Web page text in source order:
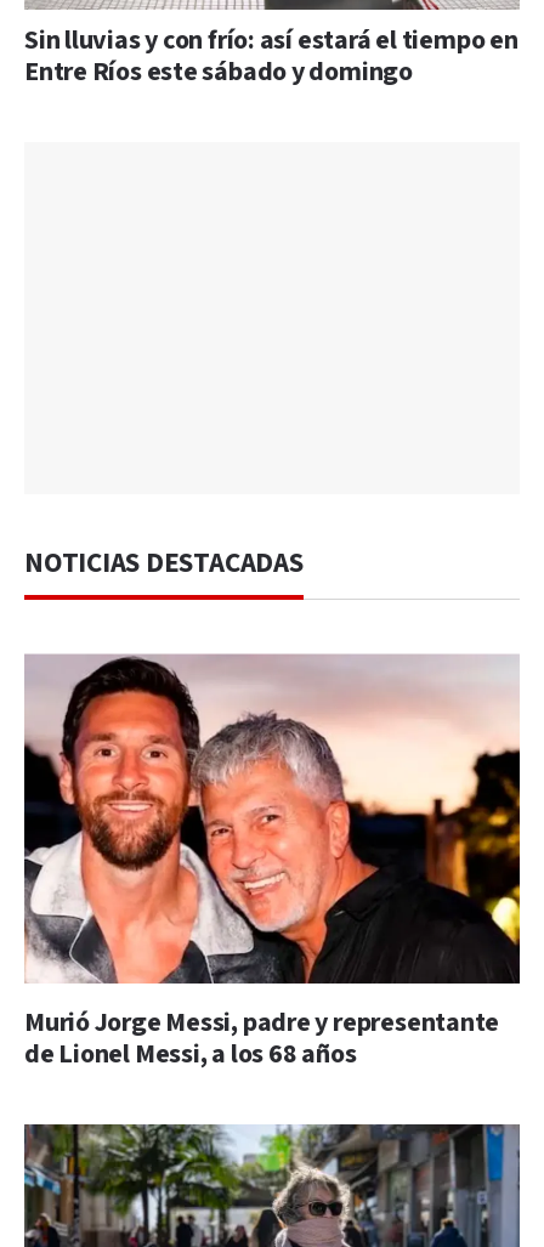
Sin lluvias y con frío: así estará el tiempo en
Entre Ríos este sábado y domingo
NOTICIAS DESTACADAS
Murió Jorge Messi, padre y representante
de Lionel Messi, a los 68 años